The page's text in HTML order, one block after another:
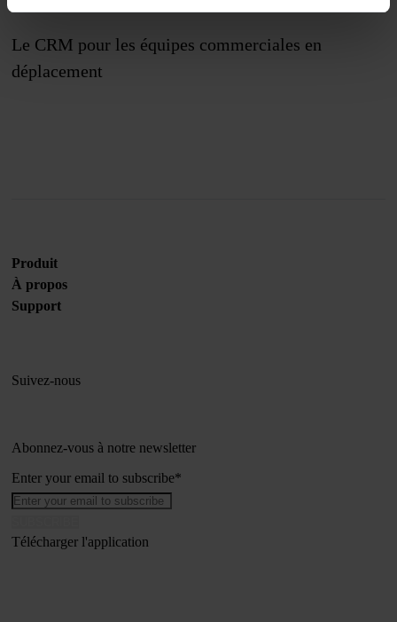
Le CRM pour les équipes commerciales en
déplacement
Produit
À propos
Support
Suivez-nous
Abonnez-vous à notre newsletter
Enter your email to subscribe*
Télécharger l'application